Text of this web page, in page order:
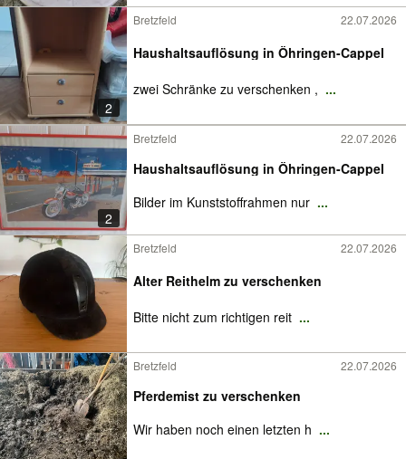
2
Bretzfeld 22.07.2026
Haushaltsauflösung in Öhringen-Cappel
zwei Schränke zu verschenken , ...
2
Bretzfeld 22.07.2026
Haushaltsauflösung in Öhringen-Cappel
Bilder im Kunststoffrahmen nur ...
Bretzfeld 22.07.2026
Alter Reithelm zu verschenken
Bitte nicht zum richtigen reit ...
Bretzfeld 22.07.2026
Pferdemist zu verschenken
Wir haben noch einen letzten h ...